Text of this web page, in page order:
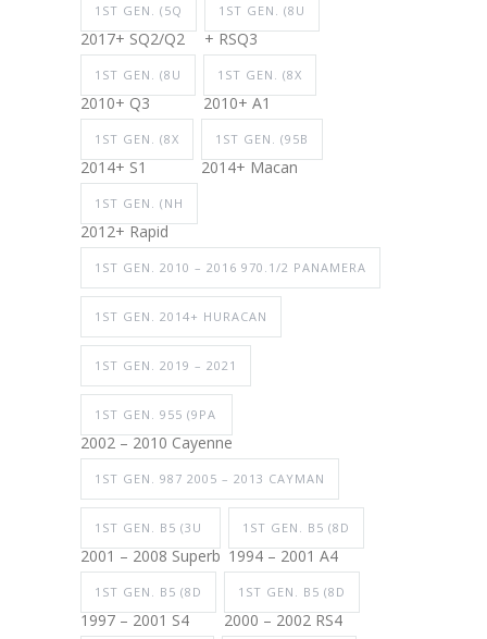
1ST GEN. (5Q
2017+ SQ2/Q2
1ST GEN. (8U
+ RSQ3
1ST GEN. (8U
2010+ Q3
1ST GEN. (8X
2010+ A1
1ST GEN. (8X
2014+ S1
1ST GEN. (95B
2014+ Macan
1ST GEN. (NH
2012+ Rapid
1ST GEN. 2010 – 2016 970.1/2 PANAMERA
1ST GEN. 2014+ HURACAN
1ST GEN. 2019 – 2021
1ST GEN. 955 (9PA
2002 – 2010 Cayenne
1ST GEN. 987 2005 – 2013 CAYMAN
1ST GEN. B5 (3U
2001 – 2008 Superb
1ST GEN. B5 (8D
1994 – 2001 A4
1ST GEN. B5 (8D
1997 – 2001 S4
1ST GEN. B5 (8D
2000 – 2002 RS4